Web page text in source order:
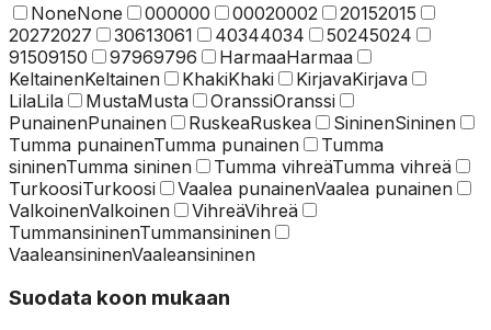
NoneNone 000000 00020002 20152015
20272027 30613061 40344034 50245024
91509150 97969796 HarmaaHarmaa
KeltainenKeltainen KhakiKhaki KirjavaKirjava
LilaLila MustaMusta OranssiOranssi
PunainenPunainen RuskeaRuskea SininenSininen
Tumma punainenTumma punainen
Tumma
sininenTumma sininen Tumma vihreäTumma vihreä
TurkoosiTurkoosi Vaalea punainenVaalea punainen
ValkoinenValkoinen VihreäVihreä
TummansininenTummansininen
VaaleansininenVaaleansininen
Suodata koon mukaan